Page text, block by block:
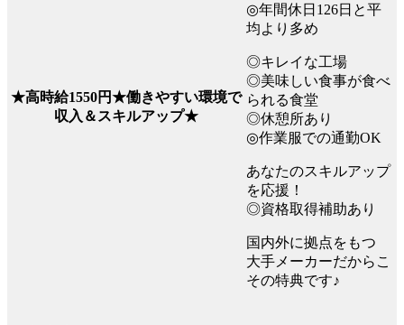
★高時給1550円★働きやすい環境で
収入＆スキルアップ★
◎年間休日126日と平
均より多め
◎キレイな工場
◎美味しい食事が食べ
られる食堂
◎休憩所あり
◎作業服での通勤OK
あなたのスキルアップ
を応援！
◎資格取得補助あり
国内外に拠点をもつ
大手メーカーだからこ
その特典です♪